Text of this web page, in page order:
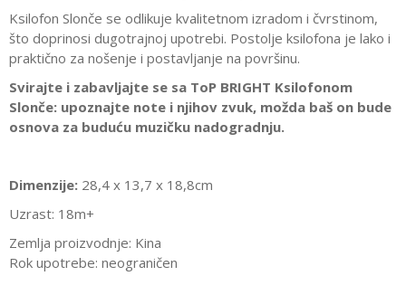
Ksilofon Slonče se odlikuje kvalitetnom izradom i čvrstinom,
što doprinosi dugotrajnoj upotrebi. Postolje ksilofona je lako i
praktično za nošenje i postavljanje na površinu.
Svirajte i zabavljajte se sa ToP BRIGHT Ksilofonom
Slonče: upoznajte note i njihov zvuk, možda baš on bude
osnova za buduću muzičku nadogradnju.
Dimenzije: 28,4 x 13,7 x 18,8cm
Uzrast: 18m+
Zemlja proizvodnje: Kina
Rok upotrebe: neograničen